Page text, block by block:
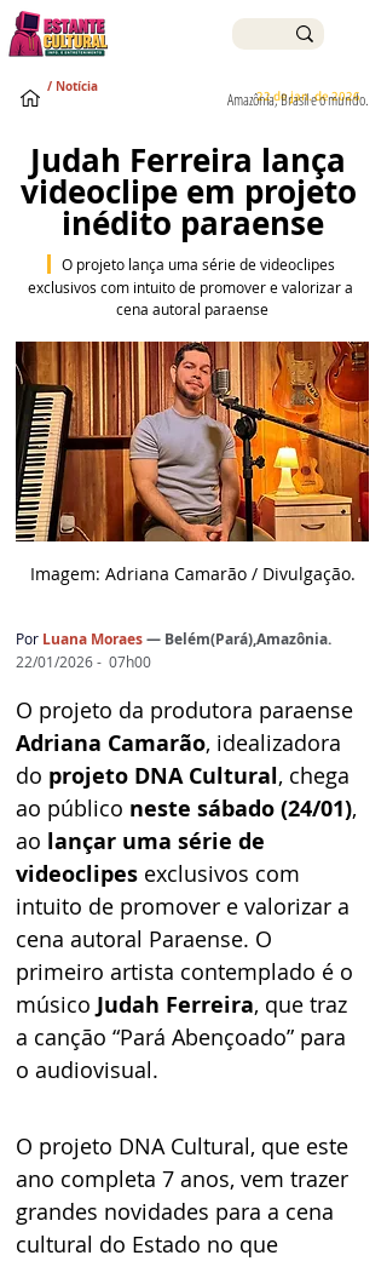
22 de jan. de 2026
Amazônia, Brasil e o mundo.
/ Notícia
Judah Ferreira lança
videoclipe em projeto
inédito paraense
O projeto lança uma série de videoclipes
exclusivos com intuito de promover e valorizar a
cena autoral paraense
Imagem: Adriana Camarão / Divulgação.
Por Luana Moraes— Belém(Pará),Amazônia.
22/01/2026 -  07h00
O projeto da produtora paraense
Adriana Camarão, idealizadora
do projeto DNA Cultural, chega
ao público neste sábado (24/01),
ao lançar uma série de
videoclipes exclusivos com
intuito de promover e valorizar a
cena autoral Paraense. O
primeiro artista contemplado é o
músico Judah Ferreira, que traz
a canção “Pará Abençoado” para
o audiovisual.
O projeto DNA Cultural, que este
ano completa 7 anos, vem trazer
grandes novidades para a cena
cultural do Estado no que